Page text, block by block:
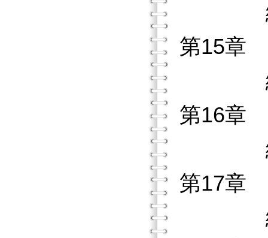
練習
第15章
練習
第16章
練習
第17章
練習